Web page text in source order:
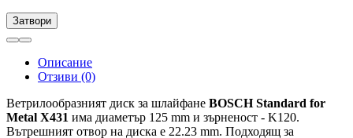
Затвори
Описание
Отзиви (0)
Ветрилообразният диск за шлайфане BOSCH Standard for
Metal X431 има диаметър 125 mm и зърненост - K120.
Вътрешният отвор на диска е 22.23 mm. Подходящ за